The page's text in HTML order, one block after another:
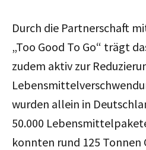
Durch die Partnerschaft
„Too Good To Go“ trägt
zudem aktiv zur
wurden allein in
50.000
konnten rund 125 Tonnen